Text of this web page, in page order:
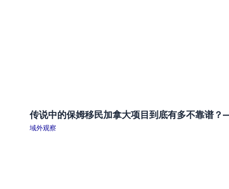
传说中的保姆移民加拿大项目到底有多不靠谱
域外观察